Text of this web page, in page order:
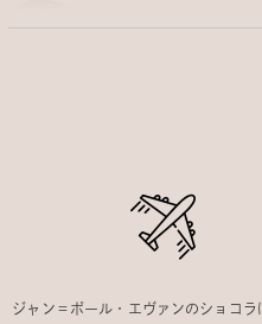
ジャン＝ポール・エヴァンのショコラ